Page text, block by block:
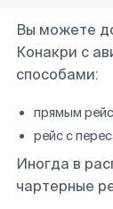
Вы можете
Конакри с
способами:
прямым
рейс с
Иногда в
чартерные